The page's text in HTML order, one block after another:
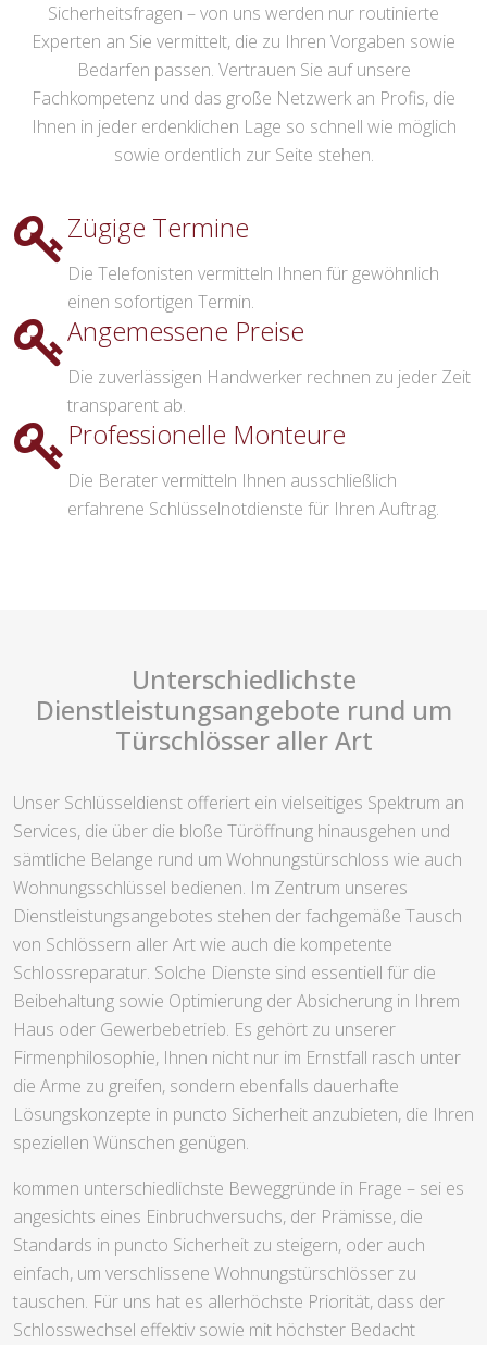
Sicherheitsfragen – von uns werden nur routinierte
Experten an Sie vermittelt, die zu Ihren Vorgaben sowie
Bedarfen passen. Vertrauen Sie auf unsere
Fachkompetenz und das große Netzwerk an Profis, die
Ihnen in jeder erdenklichen Lage so schnell wie möglich
sowie ordentlich zur Seite stehen.
Zügige Termine
Die Telefonisten vermitteln Ihnen für gewöhnlich
einen sofortigen Termin.
Angemessene Preise
Die zuverlässigen Handwerker rechnen zu jeder Zeit
transparent ab.
Professionelle Monteure
Die Berater vermitteln Ihnen ausschließlich
erfahrene Schlüsselnotdienste für Ihren Auftrag.
Unterschiedlichste
Dienstleistungsangebote rund um
Türschlösser aller Art
Unser Schlüsseldienst offeriert ein vielseitiges Spektrum an
Services, die über die bloße Türöffnung hinausgehen und
sämtliche Belange rund um Wohnungstürschloss wie auch
Wohnungsschlüssel bedienen. Im Zentrum unseres
Dienstleistungsangebotes stehen der fachgemäße Tausch
von Schlössern aller Art wie auch die kompetente
Schlossreparatur. Solche Dienste sind essentiell für die
Beibehaltung sowie Optimierung der Absicherung in Ihrem
Haus oder Gewerbebetrieb. Es gehört zu unserer
Firmenphilosophie, Ihnen nicht nur im Ernstfall rasch unter
die Arme zu greifen, sondern ebenfalls dauerhafte
Lösungskonzepte in puncto Sicherheit anzubieten, die Ihren
speziellen Wünschen genügen.
kommen unterschiedlichste Beweggründe in Frage – sei es
angesichts eines Einbruchversuchs, der Prämisse, die
Standards in puncto Sicherheit zu steigern, oder auch
einfach, um verschlissene Wohnungstürschlösser zu
tauschen. Für uns hat es allerhöchste Priorität, dass der
Schlosswechsel effektiv sowie mit höchster Bedacht